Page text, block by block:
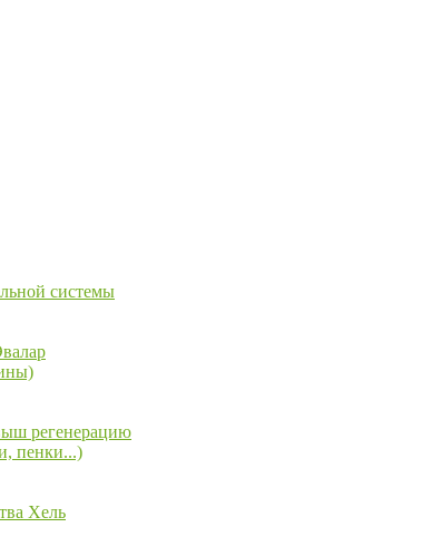
системы
регенерацию
пенки...)
Хель